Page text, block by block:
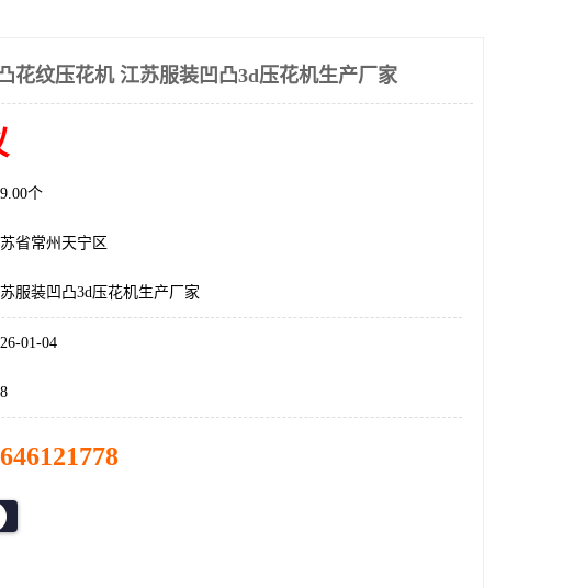
花纹压花机 江苏服装凹凸3d压花机生产厂家
个
省常州天宁区
服装凹凸3d压花机生产厂家
01-04